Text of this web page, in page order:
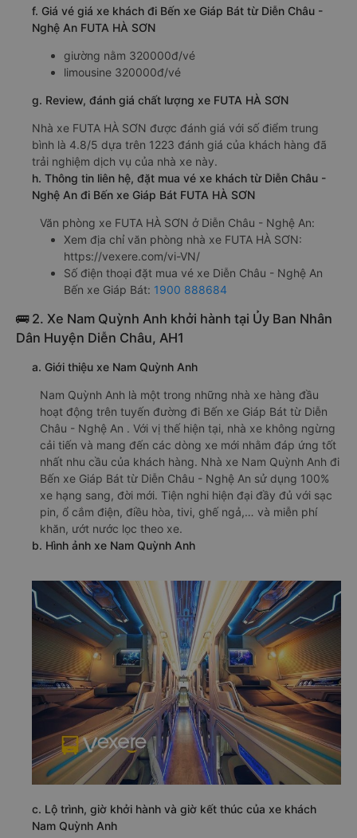
f. Giá vé giá xe khách đi Bến xe Giáp Bát từ Diễn Châu -
Nghệ An FUTA HÀ SƠN
giường nằm 320000đ/vé
limousine 320000đ/vé
g. Review, đánh giá chất lượng xe FUTA HÀ SƠN
Nhà xe FUTA HÀ SƠN được đánh giá với số điểm trung
bình là 4.8/5 dựa trên 1223 đánh giá của khách hàng đã
trải nghiệm dịch vụ của nhà xe này.
h. Thông tin liên hệ, đặt mua vé xe khách từ Diễn Châu -
Nghệ An đi Bến xe Giáp Bát FUTA HÀ SƠN
Văn phòng xe FUTA HÀ SƠN ở Diễn Châu - Nghệ An:
Xem địa chỉ văn phòng nhà xe FUTA HÀ SƠN:
https://vexere.com/vi-VN/
Số điện thoại đặt mua vé xe Diễn Châu - Nghệ An
Bến xe Giáp Bát: 1900 888684
🚌 2. Xe Nam Quỳnh Anh khởi hành tại Ủy Ban Nhân
Dân Huyện Diễn Châu, AH1
a. Giới thiệu xe Nam Quỳnh Anh
Nam Quỳnh Anh là một trong những nhà xe hàng đầu
hoạt động trên tuyến đường đi Bến xe Giáp Bát từ Diễn
Châu - Nghệ An . Với vị thế hiện tại, nhà xe không ngừng
cải tiến và mang đến các dòng xe mới nhằm đáp ứng tốt
nhất nhu cầu của khách hàng. Nhà xe Nam Quỳnh Anh đi
Bến xe Giáp Bát từ Diễn Châu - Nghệ An sử dụng 100%
xe hạng sang, đời mới. Tiện nghi hiện đại đầy đủ với sạc
pin, ổ cắm điện, điều hòa, tivi, ghế ngả,… và miễn phí
khăn, ướt nước lọc theo xe.
b. Hình ảnh xe Nam Quỳnh Anh
c. Lộ trình, giờ khởi hành và giờ kết thúc của xe khách
Nam Quỳnh Anh